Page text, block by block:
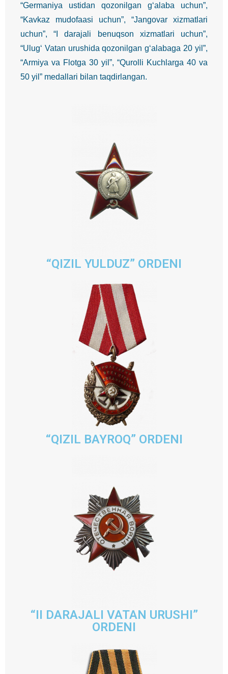
“Germaniya ustidan qozonilgan g‘alaba uchun”,
“Kavkaz mudofaasi uchun”, “Jangovar xizmatlari
uchun”, “I darajali benuqson xizmatlari uchun”,
“Ulug‘ Vatan urushida qozonilgan g‘alabaga 20 yil”,
“Armiya va Flotga 30 yil”, “Qurolli Kuchlarga 40 va
50 yil” medallari bilan taqdirlangan.
“QIZIL YULDUZ” ORDENI
“QIZIL BAYROQ” ORDENI
“II DARAJALI VATAN URUSHI”
ORDENI